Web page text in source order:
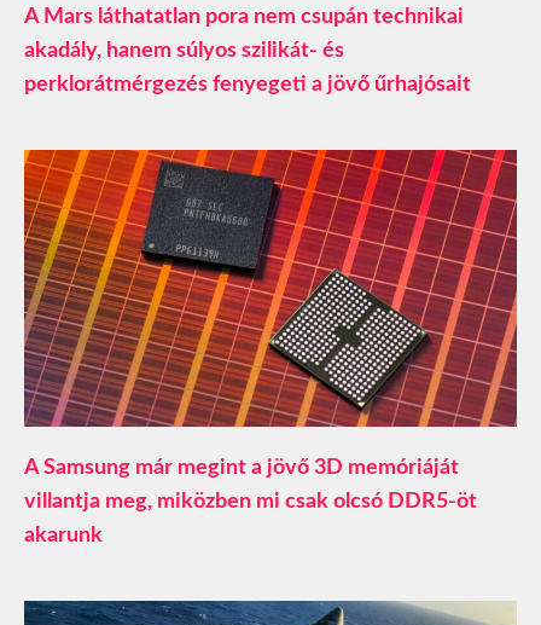
A Mars láthatatlan pora nem csupán technikai
akadály, hanem súlyos szilikát- és
perklorátmérgezés fenyegeti a jövő űrhajósait
A Samsung már megint a jövő 3D memóriáját
villantja meg, miközben mi csak olcsó DDR5-öt
akarunk